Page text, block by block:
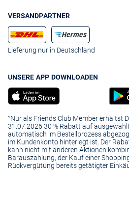
VERSANDPARTNER
Lieferung nur in Deutschland
UNSERE APP DOWNLOADEN
¹Nur als Friends Club Member erhältst
31.07.2026 30 % Rabatt auf
automatisch im Bestellprozess
im Kundenkonto hinterlegt ist. Der
kann nicht mit anderen Aktionen
Barauszahlung, der Kauf einer
Rückvergütung bereits getätigter